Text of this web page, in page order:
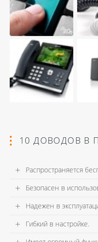
10 ДОВОДОВ В
Распространяется
Безопасен в
Надежен в
Гибкий в настройке.